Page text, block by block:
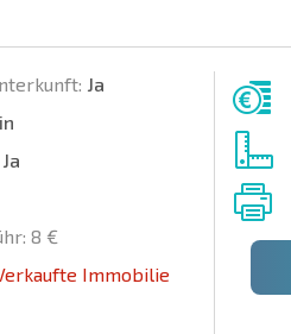
Ja
Ja
8 €
Immobilie